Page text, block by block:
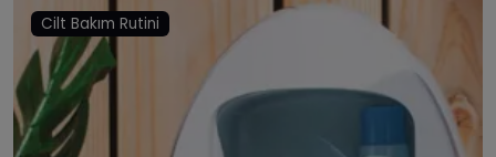
Cilt Bakım Rutini